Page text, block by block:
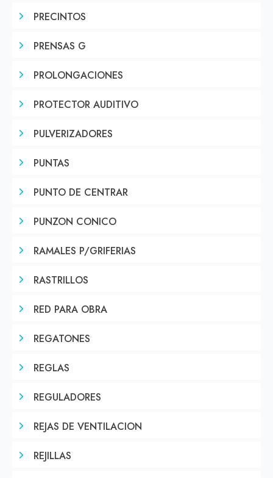
PRECINTOS
PRENSAS G
PROLONGACIONES
PROTECTOR AUDITIVO
PULVERIZADORES
PUNTAS
PUNTO DE CENTRAR
PUNZON CONICO
RAMALES P/GRIFERIAS
RASTRILLOS
RED PARA OBRA
REGATONES
REGLAS
REGULADORES
REJAS DE VENTILACION
REJILLAS